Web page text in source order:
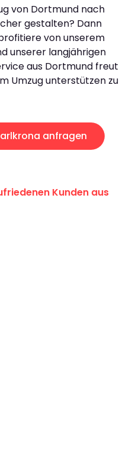
von Dortmund nach
gestalten? Dann
von unserem
unserer langjährigen
aus Dortmund freut
Umzug unterstützen zu
anfragen
Kunden aus